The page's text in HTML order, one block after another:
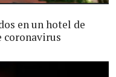
en un hotel de
coronavirus